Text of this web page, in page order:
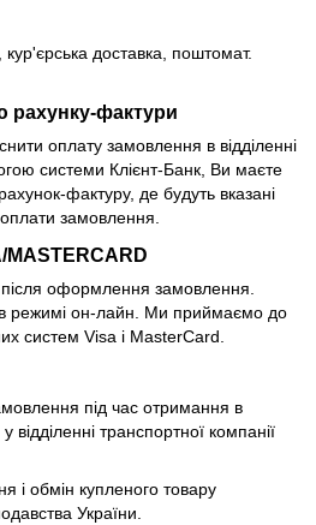
кур'єрська доставка, поштомат.
рахунку-фактури
оплату замовлення в відділенні
системи Клієнт-Банк, Ви маєте
фактуру, де будуть вказані
оплати замовлення.
оформлення замовлення.
режимі он-лайн. Ми приймаємо до
систем Visa і MasterCard.
під час отримання в
відділенні транспортної компанії
і обмін купленого товару
України.